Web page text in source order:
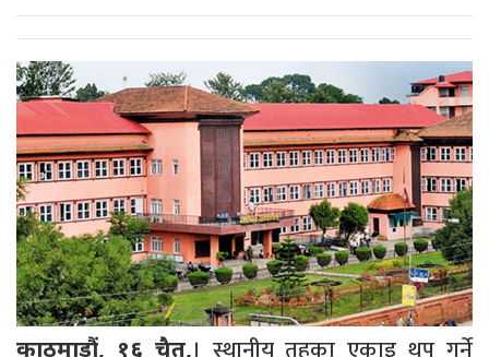
काठमाडौं, १६ चैत,